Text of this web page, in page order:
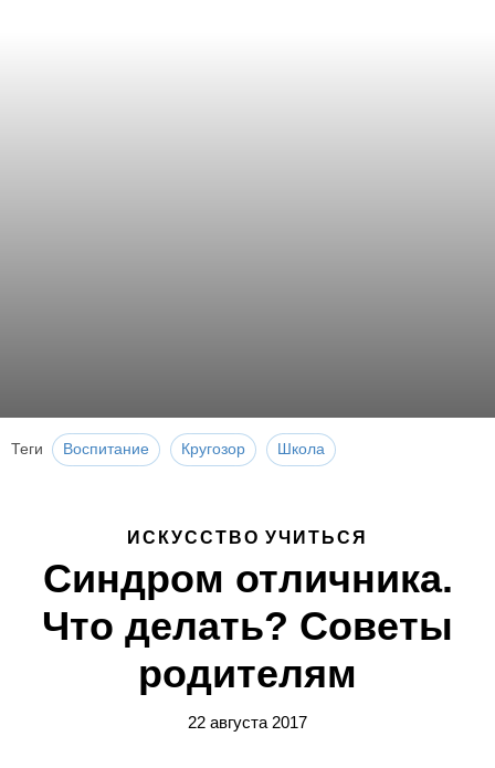
Теги Воспитание Кругозор Школа
ИСКУССТВО УЧИТЬСЯ
Синдром отличника.
Что делать? Советы
родителям
22 августа 2017